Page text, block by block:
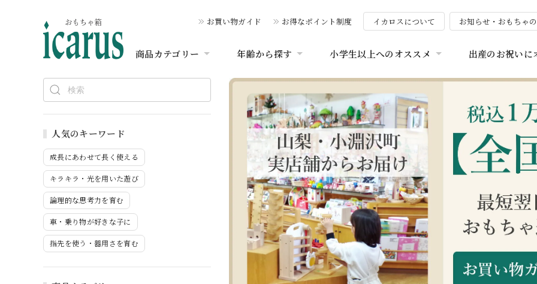
お買い物ガイド お得なポイント制度 イカロスについて お知らせ・おもちゃ
商品カテゴリー 年齢から探す 小学生以上へのオススメ 出産のお祝いに
人気のキーワード
成長にあわせて長く使える
キラキラ・光を用いた遊び
論理的な思考力を育む
車・乗り物が好きな子に
指先を使う・器用さを育む